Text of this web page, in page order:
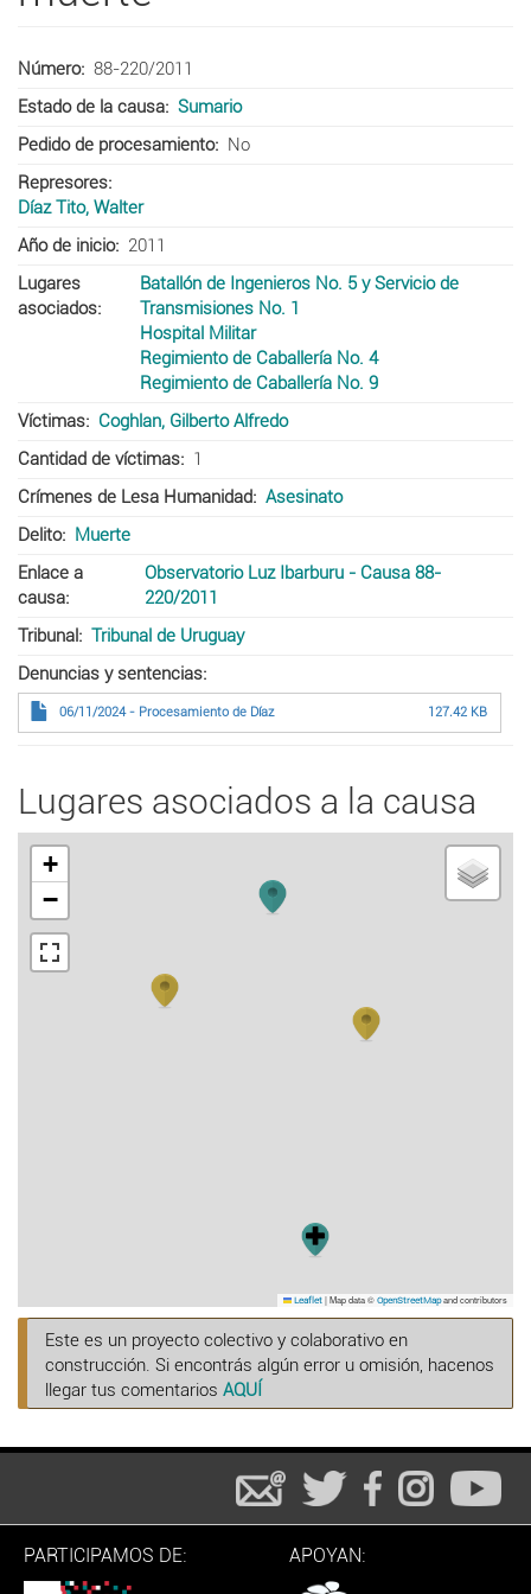
Número
88-220/2011
Estado de la causa
Sumario
Pedido de procesamiento
No
Represores
Díaz Tito, Walter
Año de inicio
2011
Lugares
asociados
Batallón de Ingenieros No. 5 y Servicio de
Transmisiones No. 1
Hospital Militar
Regimiento de Caballería No. 4
Regimiento de Caballería No. 9
Víctimas
Coghlan, Gilberto Alfredo
Cantidad de víctimas
1
Crímenes de Lesa Humanidad
Asesinato
Delito
Muerte
Enlace a
causa
Observatorio Luz Ibarburu - Causa 88-
220/2011
Tribunal
Tribunal de Uruguay
Denuncias y sentencias
06/11/2024 - Procesamiento de Díaz 127.42 KB
Lugares asociados a la causa
+
−
Leaflet |Map data © OpenStreetMapand contributors
Este es un proyecto colectivo y colaborativo en
construcción. Si encontrás algún error u omisión, hacenos
llegar tus comentarios AQUÍ
PARTICIPAMOS DE: APOYAN: